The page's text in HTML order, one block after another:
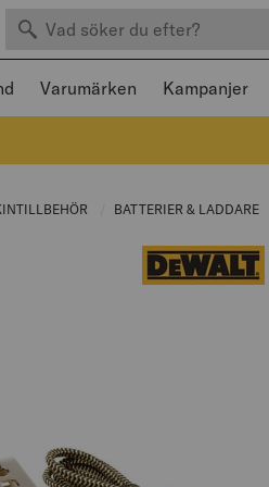
Sök efter produkter
och stängas med Escape
Varumärken Kampanjer
PAGE: CURRENT PAGE:
BATTERIER & LADDARE